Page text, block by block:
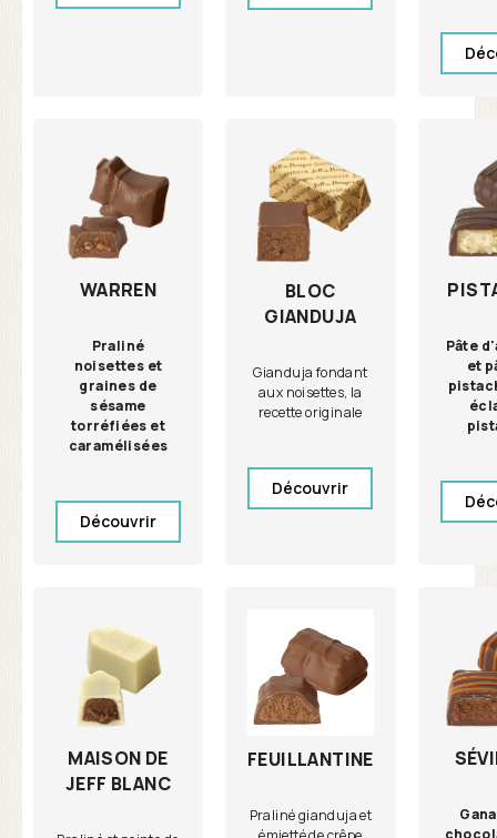
WARREN
Praliné
noisettes et
graines de
sésame
torréfiées et
caramélisées
Découvrir
BLOC
GIANDUJA
Gianduja fondant
aux noisettes, la
recette originale
Découvrir
Pâte
et
MAISON DE
JEFF BLANC
FEUILLANTINE
Praliné gianduja et